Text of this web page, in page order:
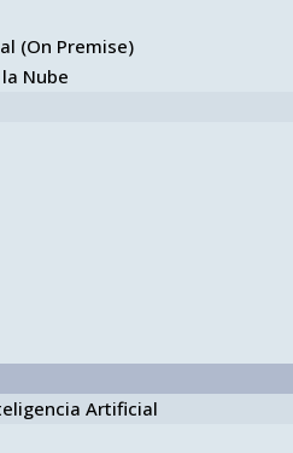
(On Premise)
Nube
Artificial